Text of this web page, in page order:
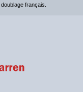
français.